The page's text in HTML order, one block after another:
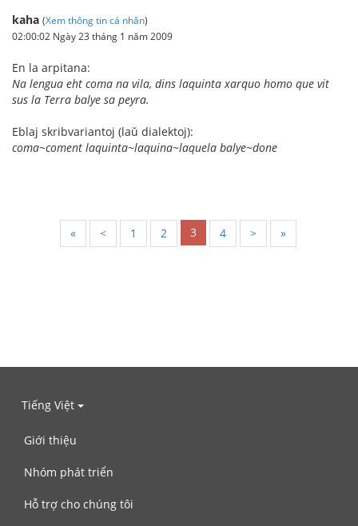
kaha (Xem thông tin cá nhân)
02:00:02 Ngày 23 tháng 1 năm 2009
En la arpitana:
Na lengua eht coma na vila, dins laquinta xarquo homo que vit
sus la Terra balye sa peyra.
Eblaj skribvariantoj (laŭ dialektoj):
coma~coment laquinta~laquina~laquela balye~done
« < 1 2 3 4 > »
Tiếng Việt
Giới thiệu
Nhóm phát triển
Hỗ trợ cho chúng tôi